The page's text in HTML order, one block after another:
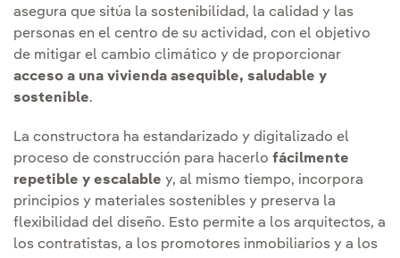
asegura que sitúa la sostenibilidad, la calidad y las
personas en el centro de su actividad, con el objetivo
de mitigar el cambio climático y de proporcionar
acceso a una vivienda asequible, saludable y
sostenible.
La constructora ha estandarizado y digitalizado el
proceso de construcción para hacerlo fácilmente
repetible y escalable y, al mismo tiempo, incorpora
principios y materiales sostenibles y preserva la
flexibilidad del diseño. Esto permite a los arquitectos, a
los contratistas, a los promotores inmobiliarios y a los